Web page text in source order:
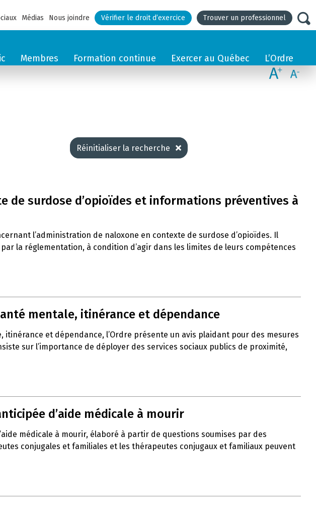
Médias Nous joindre Vérifier le droit d’exercice Trouver un professionnel
Membres Formation continue Exercer au Québec L’Ordre
Réinitialiser la recherche
de surdose d’opioïdes et informations préventives à
l’administration de naloxone en contexte de surdose d’opioïdes. Il
la réglementation, à condition d’agir dans les limites de leurs compétences
mentale, itinérance et dépendance
et dépendance, l’Ordre présente un avis plaidant pour des mesures
sur l’importance de déployer des services sociaux publics de proximité,
d’aide médicale à mourir
médicale à mourir, élaboré à partir de questions soumises par des
conjugales et familiales et les thérapeutes conjugaux et familiaux peuvent